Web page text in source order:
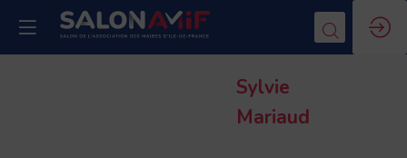
Sylvie
Mariaud